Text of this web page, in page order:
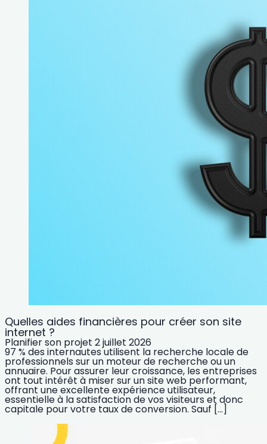
Quelles aides financières pour créer son site
internet ?
Planifier son projet 2 juillet 2026
97 % des internautes utilisent la recherche locale de
professionnels sur un moteur de recherche ou un
annuaire. Pour assurer leur croissance, les entreprises
ont tout intérêt à miser sur un site web performant,
offrant une excellente expérience utilisateur,
essentielle à la satisfaction de vos visiteurs et donc
capitale pour votre taux de conversion. Sauf […]